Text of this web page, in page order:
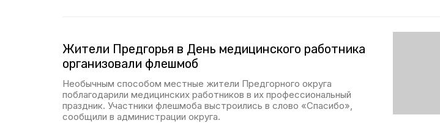
Жители Предгорья в День медицинского работника
организовали флешмоб
Необычным способом местные жители Предгорного округа
поблагодарили медицинских работников в их профессиональный
праздник. Участники флешмоба выстроились в слово «Спасибо»,
сообщили в администрации округа.